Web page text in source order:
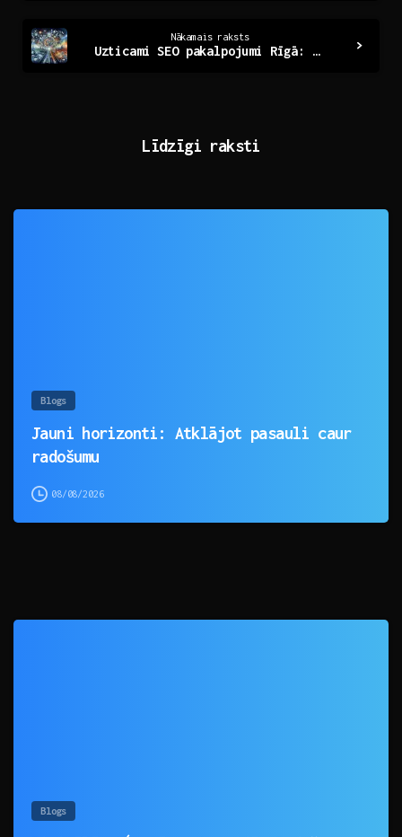
Nākamais raksts
Uzticami SEO pakalpojumi Rīgā: Ceļš uz redzamību
Līdzīgi raksti
Blogs
Jauni horizonti: Atklājot pasauli caur
radošumu
08/08/2026
Blogs